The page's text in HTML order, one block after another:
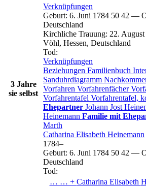
3 Jahre
sie selbst
Verknüpfungen
Geburt: 6. Juni 1784 50 42 —
Deutschland
Kirchliche Trauung: 22.
Vöhl, Hessen, Deutschland
Tod:
Verknüpfungen
Beziehungen Familienbuch
Sanduhrdiagramm
Vorfahren Vorfahrenfächer
Vorfahrentafel Vorfahrentafel,
Ehepartner Johann Jost
Heinemann Familie mit
Marth
Catharina Elisabeth Heinemann
1784–
Geburt: 6. Juni 1784 50 42 —
Deutschland
Tod:
… … + Catharina Elisabeth